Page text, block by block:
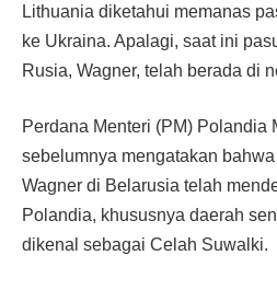
Lithuania diketahui memanas
ke Ukraina. Apalagi, saat ini
Rusia, Wagner, telah berada di
Perdana Menteri (PM) Polandia
sebelumnya mengatakan
Wagner di Belarusia telah
Polandia, khususnya daerah
dikenal sebagai Celah Suwalki.